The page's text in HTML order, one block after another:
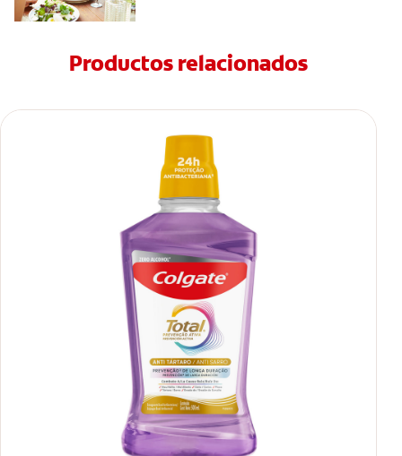
Productos relacionados